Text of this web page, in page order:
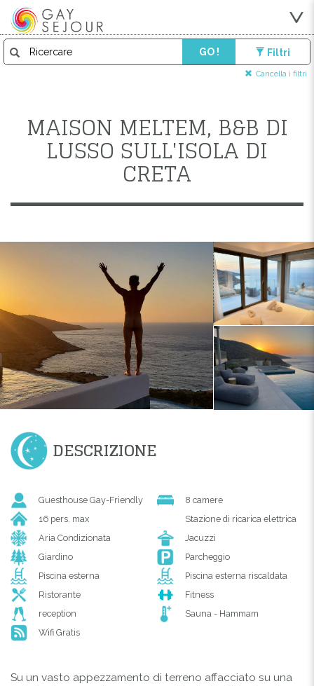
GO ! Filtri
Cancella i filtri
MAISON MELTEM, B&B DI
LUSSO SULL'ISOLA DI
CRETA
DESCRIZIONE
Guesthouse Gay-Friendly
8 camere
16 pers. max
Stazione di ricarica elettrica
Aria Condizionata
Jacuzzi
Giardino
Parcheggio
Piscina esterna
Piscina esterna riscaldata
Ristorante
Fitness
reception
Sauna - Hammam
Wifi Gratis
Su un vasto appezzamento di terreno affacciato su una